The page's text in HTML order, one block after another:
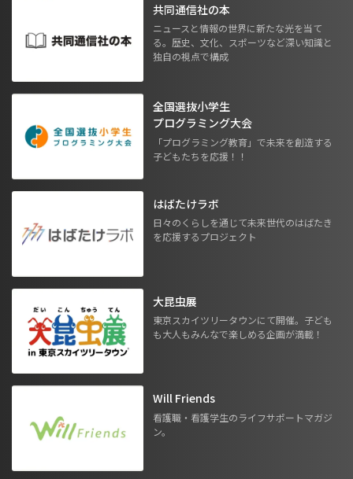
共同通信社の本
ニュースと情報の世界に新たな光を当て
る。歴史、文化、スポーツなど深い知識と
独自の視点で構成
全国選抜小学生
プログラミング大会
「プログラミング教育」で未来を創造する
子どもたちを応援！！
はばたけラボ
日々のくらしを通じて未来世代のはばたき
を応援するプロジェクト
大昆虫展
東京スカイツリータウンにて開催。子ども
も大人もみんなで楽しめる企画が満載！
Will Friends
看護職・看護学生のライフサポートマガジ
ン。